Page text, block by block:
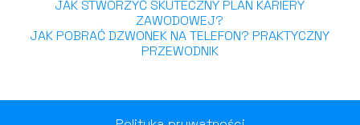
JAK STWORZYĆ SKUTECZNY PLAN KARIERY
ZAWODOWEJ?
JAK POBRAĆ DZWONEK NA TELEFON? PRAKTYCZNY
PRZEWODNIK